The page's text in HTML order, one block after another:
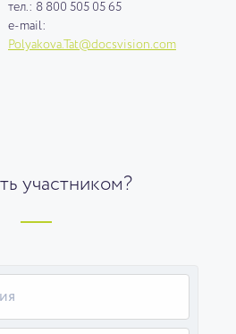
тел.: 8 800 505 05 65
e-mail:
Polyakova.Tat@docsvision.com
участником?